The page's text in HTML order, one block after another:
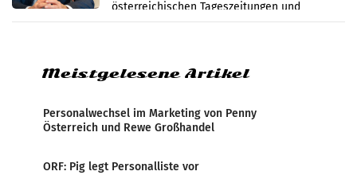
österreichischen Tageszeitungen und
analysiert, welche Politikerinnen und
Meistgelesene Artikel
Personalwechsel im Marketing von Penny
Österreich und Rewe Großhandel
ORF: Pig legt Personalliste vor